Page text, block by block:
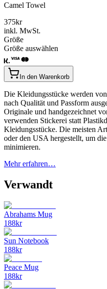
Camel Towel
375kr
inkl. MwSt.
Größe
Größe auswählen
In den Warenkorb
Die Kleidungsstücke werden
nach Qualität und Passform
Originale und handgezeichnet
verwenden Stickerei statt
Kleidungsstücke. Die meisten
oder den USA hergestellt, um
minimieren.
Mehr erfahren…
Verwandt
Abrahams Mug
188kr
Sun Notebook
188kr
Peace Mug
188kr